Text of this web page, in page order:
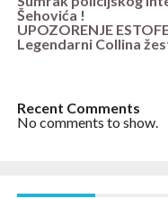
Šehovića !
UPOZORENJE
Legendarni Collina
Recent Comments
No comments to show.